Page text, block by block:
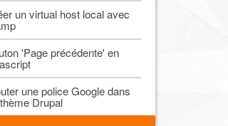
un virtual host local avec
'Page précédente' en
une police Google dans
Drupal